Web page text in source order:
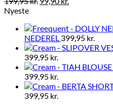
kan
vælges
varesidenvar:
199,95 kr..
er:
99,90 kr..
Nyeste
NEDEREL 399,95 kr.
399,95 kr.
399,95 kr.
399,95 kr.